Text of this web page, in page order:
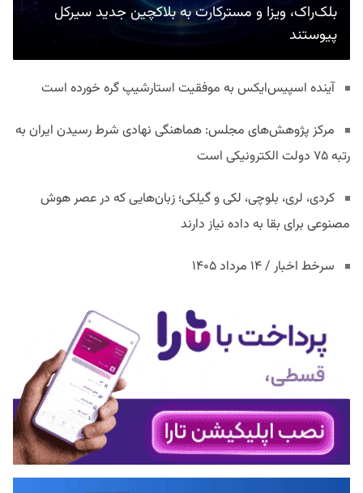
بلک‌راک، ویزا و مسترکارت به بلاکچین جدید سیرکل
پیوستند
آینده اسپیس‌ایکس به موفقیت استارشیپ گره خورده است
مرکز پژوهش‌های مجلس: هماهنگی نهادی شرط رسیدن ایران به
رتبه ۷۵ دولت الکترونیکی است
کردی، لری، بلوچی، لکی و گیلکی؛ زبان‌هایی که در عصر هوش
مصنوعی برای بقا به داده نیاز دارند
سرخط اخبار / ۱۴ مرداد ۱۴۰۵